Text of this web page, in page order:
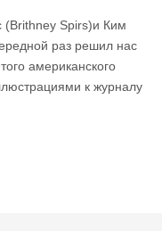
(Brithney Spirs)и Ким
раз решил нас
американского
к журналу